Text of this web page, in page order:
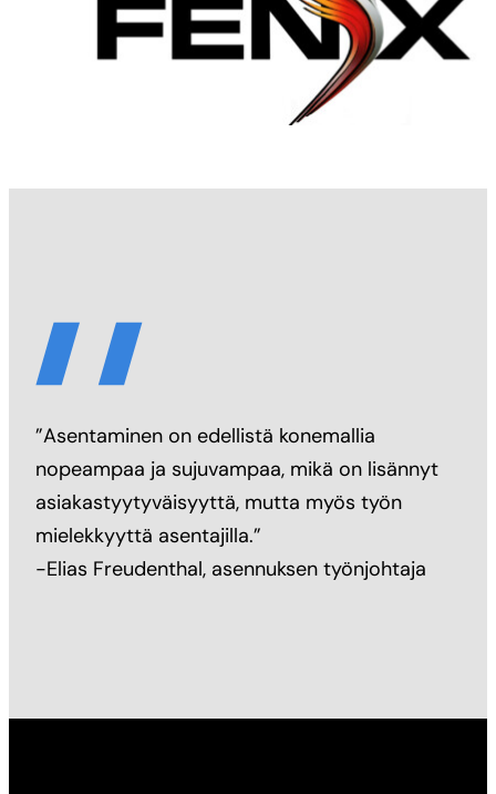
”Asentaminen on edellistä konemallia
nopeampaa ja sujuvampaa, mikä on lisännyt
asiakastyytyväisyyttä, mutta myös työn
mielekkyyttä asentajilla.”
-Elias Freudenthal, asennuksen työnjohtaja